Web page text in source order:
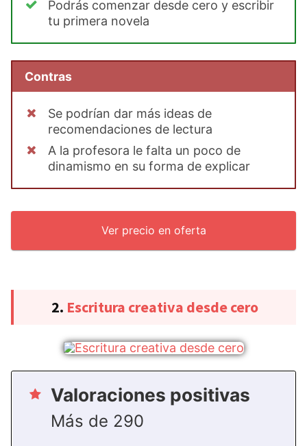
Podrás comenzar desde cero y escribir
tu primera novela
Contras
Se podrían dar más ideas de
recomendaciones de lectura
A la profesora le falta un poco de
dinamismo en su forma de explicar
Ver precio en oferta
2. Escritura creativa desde cero
Valoraciones positivas
Más de 290